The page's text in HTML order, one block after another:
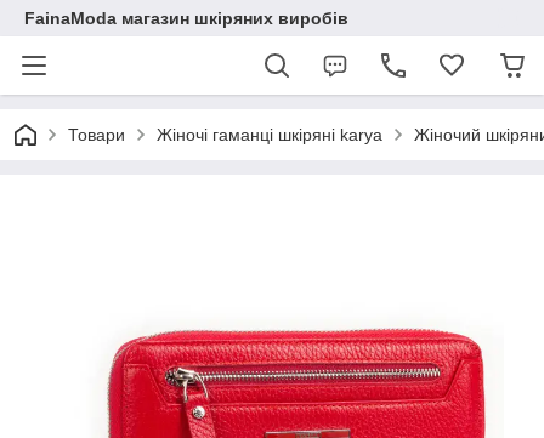
FainaModa магазин шкіряних виробів
Товари Жіночі гаманці шкіряні karya Жіночий